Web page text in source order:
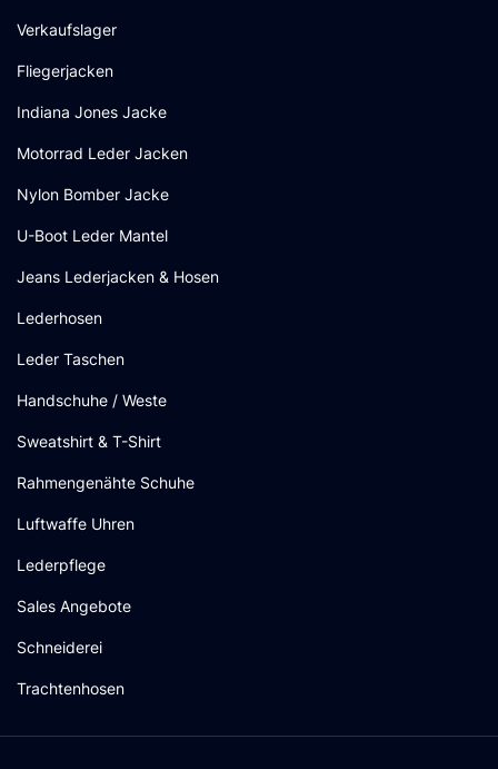
Verkaufslager
Fliegerjacken
Indiana Jones Jacke
Motorrad Leder Jacken
Nylon Bomber Jacke
U-Boot Leder Mantel
Jeans Lederjacken & Hosen
Lederhosen
Leder Taschen
Handschuhe / Weste
Sweatshirt & T-Shirt
Rahmengenähte Schuhe
Luftwaffe Uhren
Lederpflege
Sales Angebote
Schneiderei
Trachtenhosen